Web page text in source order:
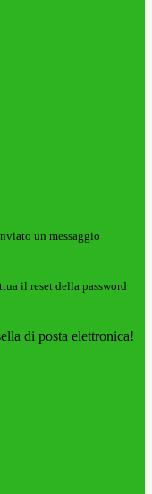
un messaggio
il reset della password
di posta elettronica!